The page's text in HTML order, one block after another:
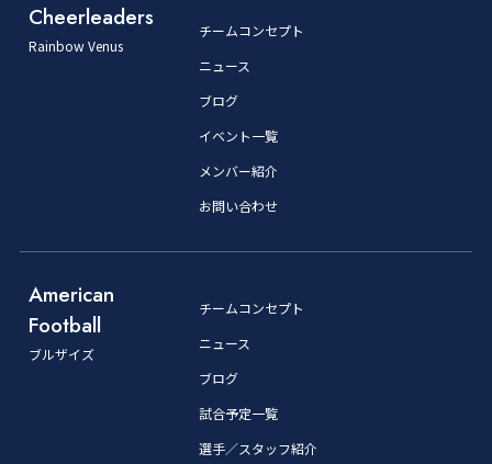
Cheerleaders
Rainbow Venus
チームコンセプト
ニュース
ブログ
イベント一覧
メンバー紹介
お問い合わせ
American
Football
ブルザイズ
チームコンセプト
ニュース
ブログ
試合予定一覧
選手／スタッフ紹介